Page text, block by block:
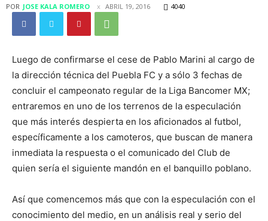
POR JOSE KALA ROMERO ABRIL 19, 2016 4040
Luego de confirmarse el cese de Pablo Marini al cargo de
la dirección técnica del Puebla FC y a sólo 3 fechas de
concluir el campeonato regular de la Liga Bancomer MX;
entraremos en uno de los terrenos de la especulación
que más interés despierta en los aficionados al futbol,
específicamente a los camoteros, que buscan de manera
inmediata la respuesta o el comunicado del Club de
quien sería el siguiente mandón en el banquillo poblano.
Así que comencemos más que con la especulación con el
conocimiento del medio, en un análisis real y serio del